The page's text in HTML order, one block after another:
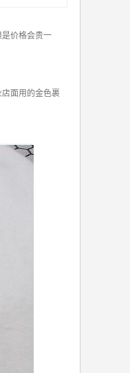
价格会贵一
面用的金色裹